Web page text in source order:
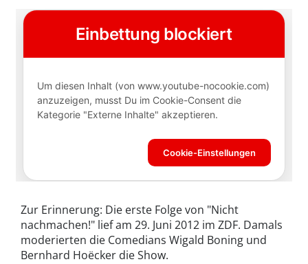
Zur Erinnerung: Die erste Folge von "Nicht
nachmachen!" lief am 29. Juni 2012 im ZDF. Damals
moderierten die Comedians Wigald Boning und
Bernhard Hoëcker die Show.